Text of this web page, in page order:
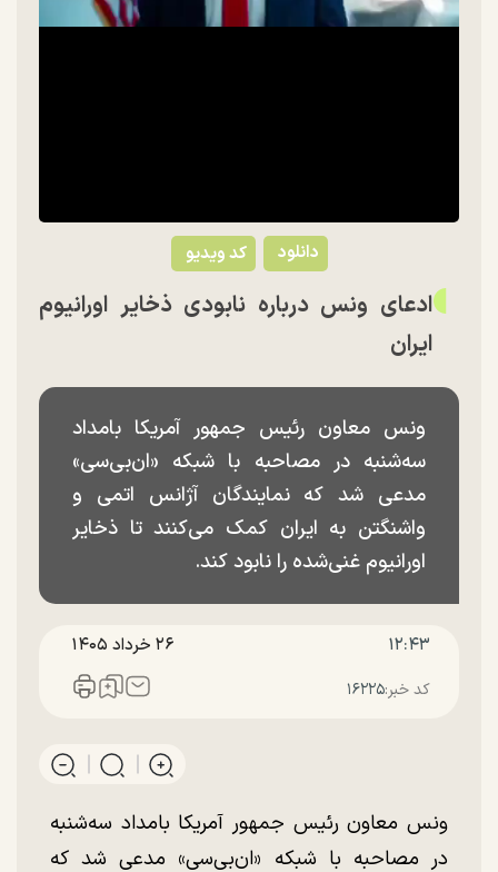
کد ویدیو دانلود
ادعای ونس درباره نابودی ذخایر اورانیوم
ایران
ونس معاون رئیس جمهور آمریکا بامداد
سه‌شنبه در مصاحبه با شبکه «ان‌بی‌سی»
مدعی شد که نمایندگان آژانس اتمی و
واشنگتن به ایران کمک می‌کنند تا ذخایر
اورانیوم غنی‌شده را نابود کند.
۱۲:۴۳ ۲۶ خرداد ۱۴۰۵
کد خبر:۱۶۲۲۵
ونس معاون رئیس جمهور آمریکا بامداد سه‌شنبه
در مصاحبه با شبکه «ان‌بی‌سی» مدعی شد که